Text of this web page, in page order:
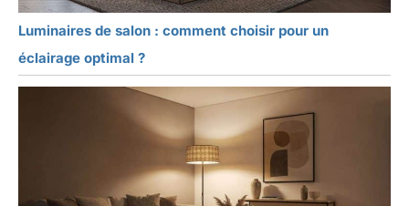
Luminaires de salon : comment choisir pour un
éclairage optimal ?